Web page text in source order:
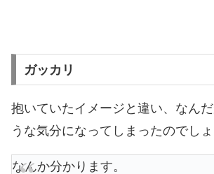
ガッカリ
抱いていたイメージと違い、なん
うな気分になってしまったのでし
なんか分かります。